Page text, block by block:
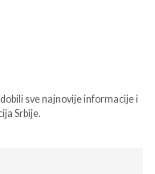
sve najnovije informacije i
Srbije.